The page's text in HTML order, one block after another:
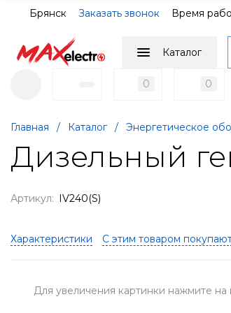
Брянск Заказать звонок Время
Каталог
0 0
Главная / Каталог / Энергетическое
Дизельный
Артикул: IV240(S)
Характеристики С этим товаром
Для увеличения картинки нажмите